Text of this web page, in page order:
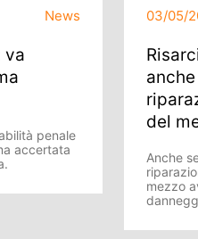
News
va
penale
accertata
03/05/
del
Anche
mezzo